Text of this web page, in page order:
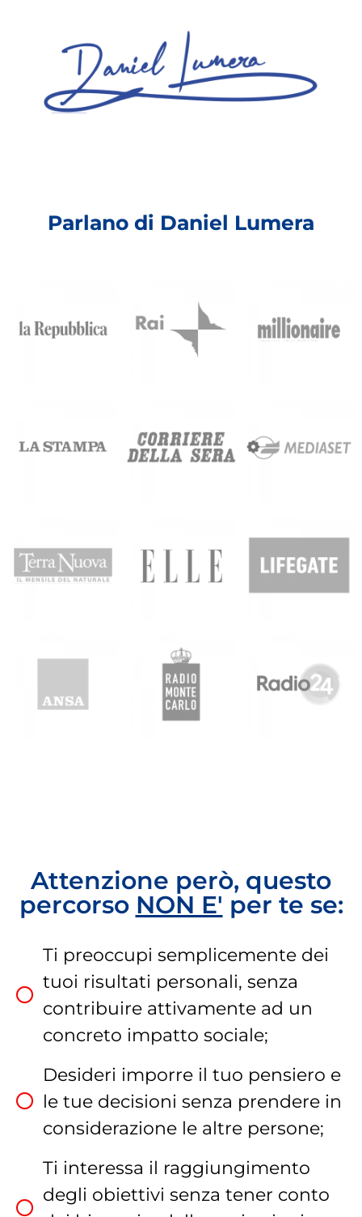
Parlano di Daniel Lumera
Attenzione però, questo
percorso NON E' per te se:
Ti preoccupi semplicemente dei
tuoi risultati personali, senza
contribuire attivamente ad un
concreto impatto sociale;
Desideri imporre il tuo pensiero e
le tue decisioni senza prendere in
considerazione le altre persone;
Ti interessa il raggiungimento
degli obiettivi senza tener conto